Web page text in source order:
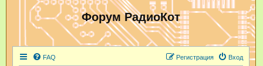
Форум РадиоКот
FAQ Вход
Регистрация